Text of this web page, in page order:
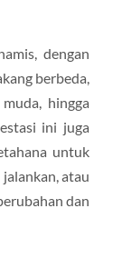
dengan
berbeda,
hingga
ini juga
untuk
atau
dan